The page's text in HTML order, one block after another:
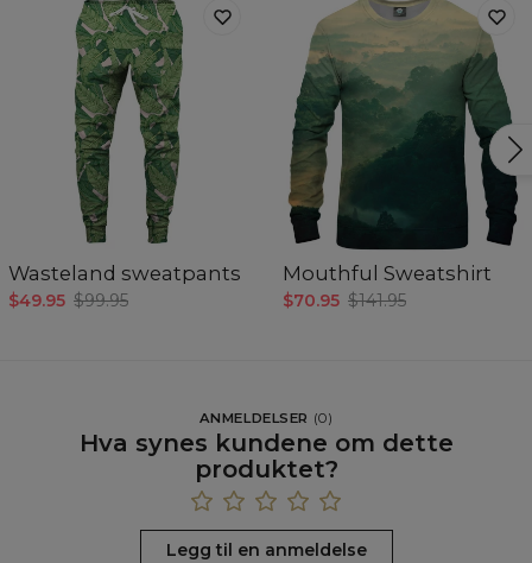
Wasteland sweatpants
$49.95 $99.95
Mouthful Sweatshirt
$70.95 $141.95
ANMELDELSER (0)
Hva synes kundene om dette
produktet?
Legg til en anmeldelse